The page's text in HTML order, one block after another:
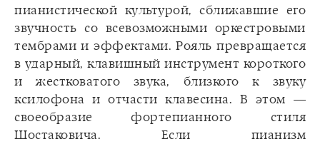
пианистической культурой, сближавшие его
звучность со всевозможными оркестровыми
тембрами и эффектами. Рояль превращается
в ударный, клавишный инструмент короткого
и жестковатого звука, близкого к звуку
ксилофона и отчасти клавесина. В этом —
своеобразие фортепианного стиля
Шостаковича. Если пианизм